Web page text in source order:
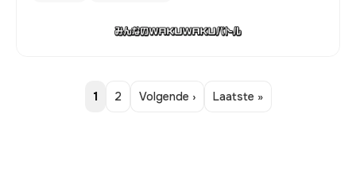
1 2 Volgende › Laatste »